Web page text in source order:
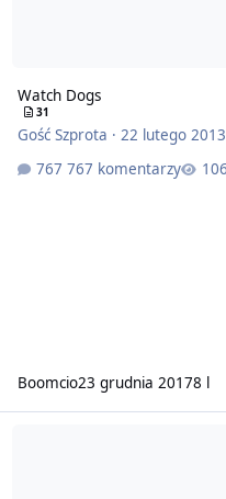
Watch Dogs
31
Gość Szprota ·22 lutego 2013
767 komentarzy
Boomcio23 grudnia 20178 l